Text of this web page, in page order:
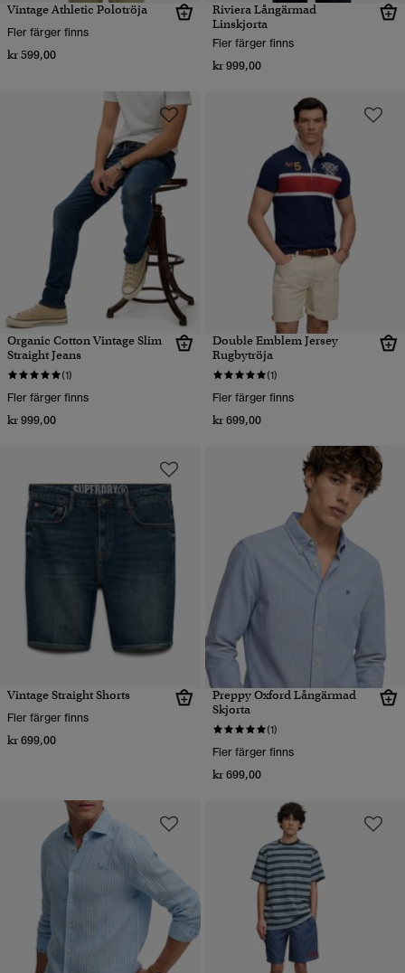
Vintage Athletic Polotröja
Fler färger finns
kr 599,00
Riviera Långärmad
Linskjorta
Fler färger finns
kr 999,00
Organic Cotton Vintage Slim
Straight Jeans
(1)
Fler färger finns
kr 999,00
Double Emblem Jersey
Rugbytröja
(1)
Fler färger finns
kr 699,00
Vintage Straight Shorts
Fler färger finns
kr 699,00
Preppy Oxford Långärmad
Skjorta
(1)
Fler färger finns
kr 699,00